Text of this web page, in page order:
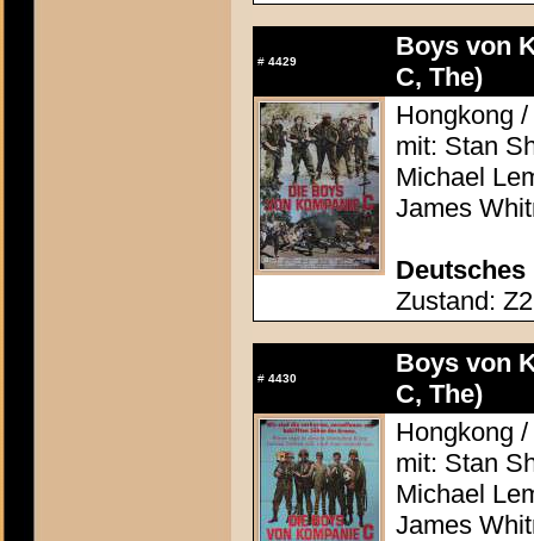
# 4429
Boys von
C, The)
Hongkong
mit: Stan
Michael
James
Deutsches
Zustand:
# 4430
Boys von
C, The)
Hongkong
mit: Stan
Michael
James